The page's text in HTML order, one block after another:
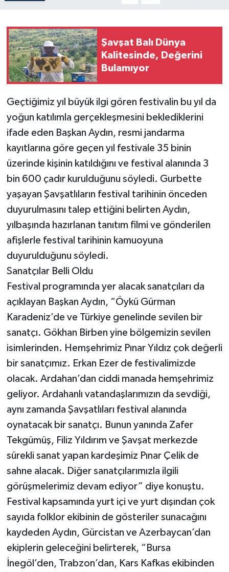
Şavşat Balı Dünya
Kalitesinde, Değerini
Bulamıyor
Geçtiğimiz yıl büyük ilgi gören festivalin bu yıl da
yoğun katılımla gerçekleşmesini beklediklerini
ifade eden Başkan Aydın, resmi jandarma
kayıtlarına göre geçen yıl festivale 35 binin
üzerinde kişinin katıldığını ve festival alanında 3
bin 600 çadır kurulduğunu söyledi. Gurbette
yaşayan Şavşatlıların festival tarihinin önceden
duyurulmasını talep ettiğini belirten Aydın,
yılbaşında hazırlanan tanıtım filmi ve gönderilen
afişlerle festival tarihinin kamuoyuna
duyurulduğunu söyledi.
Sanatçılar Belli Oldu
Festival programında yer alacak sanatçıları da
açıklayan Başkan Aydın, “Öykü Gürman
Karadeniz’de ve Türkiye genelinde sevilen bir
sanatçı. Gökhan Birben yine bölgemizin sevilen
isimlerinden. Hemşehrimiz Pınar Yıldız çok değerli
bir sanatçımız. Erkan Ezer de festivalimizde
olacak. Ardahan’dan ciddi manada hemşehrimiz
geliyor. Ardahanlı vatandaşlarımızın da sevdiği,
aynı zamanda Şavşatlıları festival alanında
oynatacak bir sanatçı. Bunun yanında Zafer
Tekgümüş, Filiz Yıldırım ve Şavşat merkezde
sürekli sanat yapan kardeşimiz Pınar Çelik de
sahne alacak. Diğer sanatçılarımızla ilgili
görüşmelerimiz devam ediyor” diye konuştu.
Festival kapsamında yurt içi ve yurt dışından çok
sayıda folklor ekibinin de gösteriler sunacağını
kaydeden Aydın, Gürcistan ve Azerbaycan’dan
ekiplerin geleceğini belirterek, “Bursa
İnegöl’den, Trabzon’dan, Kars Kafkas ekibinden